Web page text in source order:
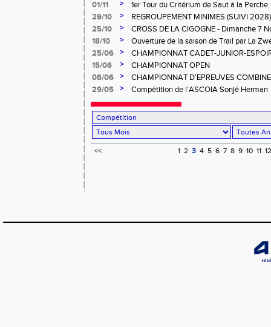
01/11
>
1er Tour du Critérium de Saut à la Perche
29/10
>
REGROUPEMENT MINIMES (SUIVI
STADE Pierre ALIKER
25/10 >
CROSS DE LA CIGOGNE - Dimanche 7
18/10
>
Ouverture de la saison de Trail par La
25/06
>
CHAMPIONNAT CADET-JUNIOR-
15/06
>
CHAMPIONNAT OPEN
08/06
>
CHAMPIONNAT D'EPREUVES
29/05
> Compétition de l'ASCOIA Sonjé Herman
<< 1 2 3 4 5 6 7 8 9 10 11 12